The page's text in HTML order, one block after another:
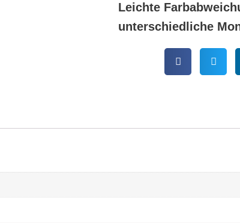
Leichte
unterschiedliche